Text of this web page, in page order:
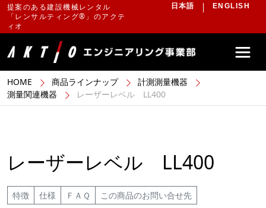
提案のある建設機械レンタル
「レンサルティング®」のアクテ
ィオ
日本語 ENGLISH
HOME 商品ラインナップ
計測測量機器
測量関連機器
レーザーレベル LL400
レーザーレベル LL400
特徴 仕様 ＦＡＱ この商品のお問い合せ先